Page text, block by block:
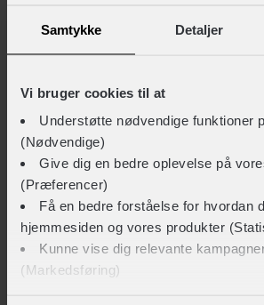
Samtykke Detaljer
Vi bruger cookies til at
Understøtte nødvendige funktioner
(Nødvendige)
Give dig en bedre oplevelse på
(Præferencer)
Få en bedre forståelse for hvordan
hjemmesiden og vores produkter
Kunne vise dig relevante
(Markedsføring)
for de fleste cyklister. Manglen på
forskel på længere ture.
Hovedprodukt ID
198-E254032-1001
Sikkerheds- og producentinfo
Vis detaljer
TEKNISKE SPECIFIKATIONER
Linsestyrke
Nej